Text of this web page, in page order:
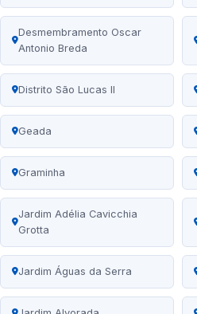
Desmembramento Oscar
Antonio Breda
Distrito São Lucas II
Geada
Graminha
Jardim Adélia Cavicchia
Grotta
Jardim Águas da Serra